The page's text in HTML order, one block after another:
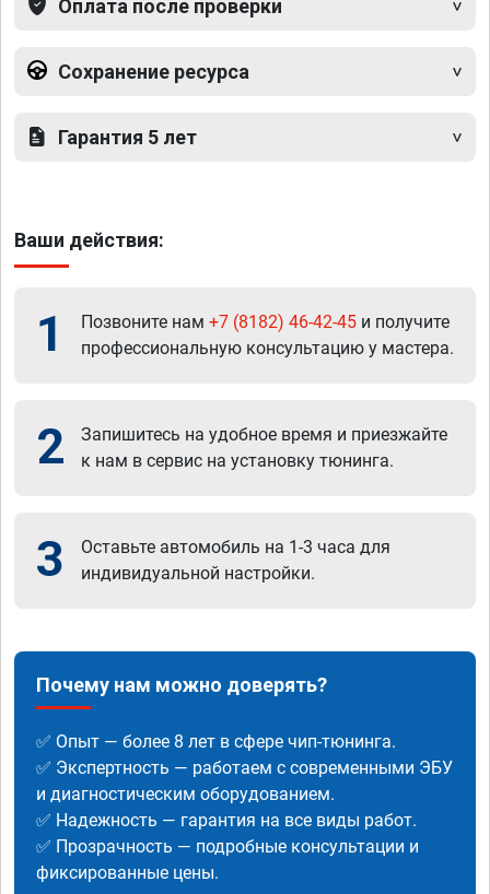
Оплата после проверки
Сохранение ресурса
Гарантия 5 лет
Ваши действия:
1 Позвоните нам +7 (8182) 46-42-45 и получите
профессиональную консультацию у мастера.
2
Запишитесь на удобное время и приезжайте
к нам в сервис на установку тюнинга.
3
Оставьте автомобиль на 1-3 часа для
индивидуальной настройки.
Почему нам можно доверять?
✅ Опыт — более 8 лет в сфере чип-тюнинга.
✅ Экспертность — работаем с современными ЭБУ
и диагностическим оборудованием.
✅ Надежность — гарантия на все виды работ.
✅ Прозрачность — подробные консультации и
фиксированные цены.